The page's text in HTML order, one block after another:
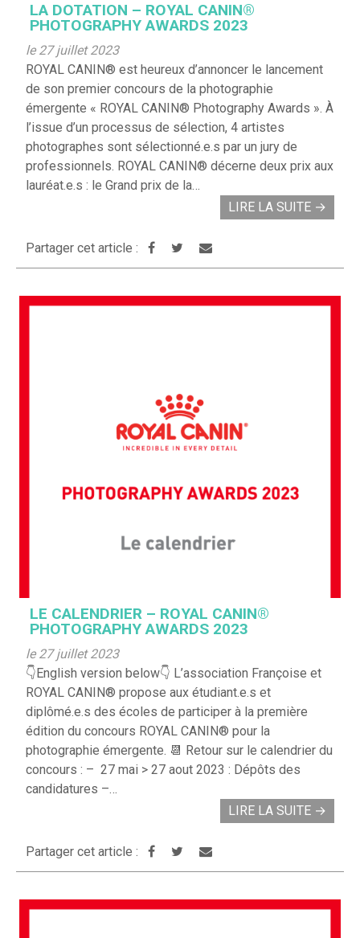
LA DOTATION – ROYAL CANIN®
PHOTOGRAPHY AWARDS 2023
le 27 juillet 2023
ROYAL CANIN® est heureux d’annoncer le lancement
de son premier concours de la photographie
émergente « ROYAL CANIN® Photography Awards ». À
l’issue d’un processus de sélection, 4 artistes
photographes sont sélectionné.e.s par un jury de
professionnels. ROYAL CANIN® décerne deux prix aux
lauréat.e.s : le Grand prix de la…
LIRE LA SUITE →
Partager cet article :
LE CALENDRIER – ROYAL CANIN®
PHOTOGRAPHY AWARDS 2023
le 27 juillet 2023
👇English version below👇 L’association Françoise et
ROYAL CANIN® propose aux étudiant.e.s et
diplômé.e.s des écoles de participer à la première
édition du concours ROYAL CANIN® pour la
photographie émergente. 📆 Retour sur le calendrier du
concours : – 27 mai > 27 aout 2023 : Dépôts des
candidatures –…
LIRE LA SUITE →
Partager cet article :